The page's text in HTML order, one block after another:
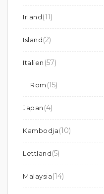
Irland(11)
Island(2)
Italien (57)
Rom (15)
Japan (4)
Kambodja(10)
Lettland(5)
Malaysia(14)